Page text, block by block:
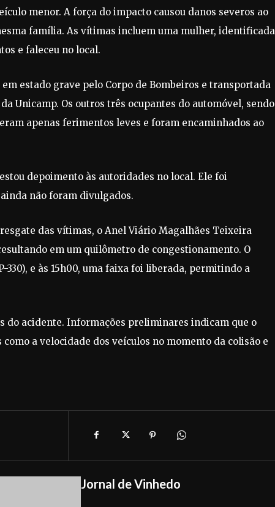
menor. A força do impacto causou danos severos ao
família. As vítimas incluem uma mulher, identificada
e faleceu no local.
estado grave pelo Corpo de Bombeiros e transportada
Unicamp. Os outros três ocupantes do automóvel, sendo
apenas ferimentos leves e foram encaminhados ao
depoimento às autoridades no local. Ele foi
não foram divulgados.
das vítimas, o Anel Viário Magalhães Teixeira
em um quilômetro de congestionamento. O
e às 15h00, uma faixa foi liberada, permitindo a
do acidente. Informações preliminares indicam que o
a velocidade dos veículos no momento da colisão e
Jornal de Vinhedo